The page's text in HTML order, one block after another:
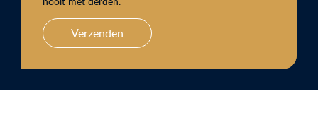
Verzenden